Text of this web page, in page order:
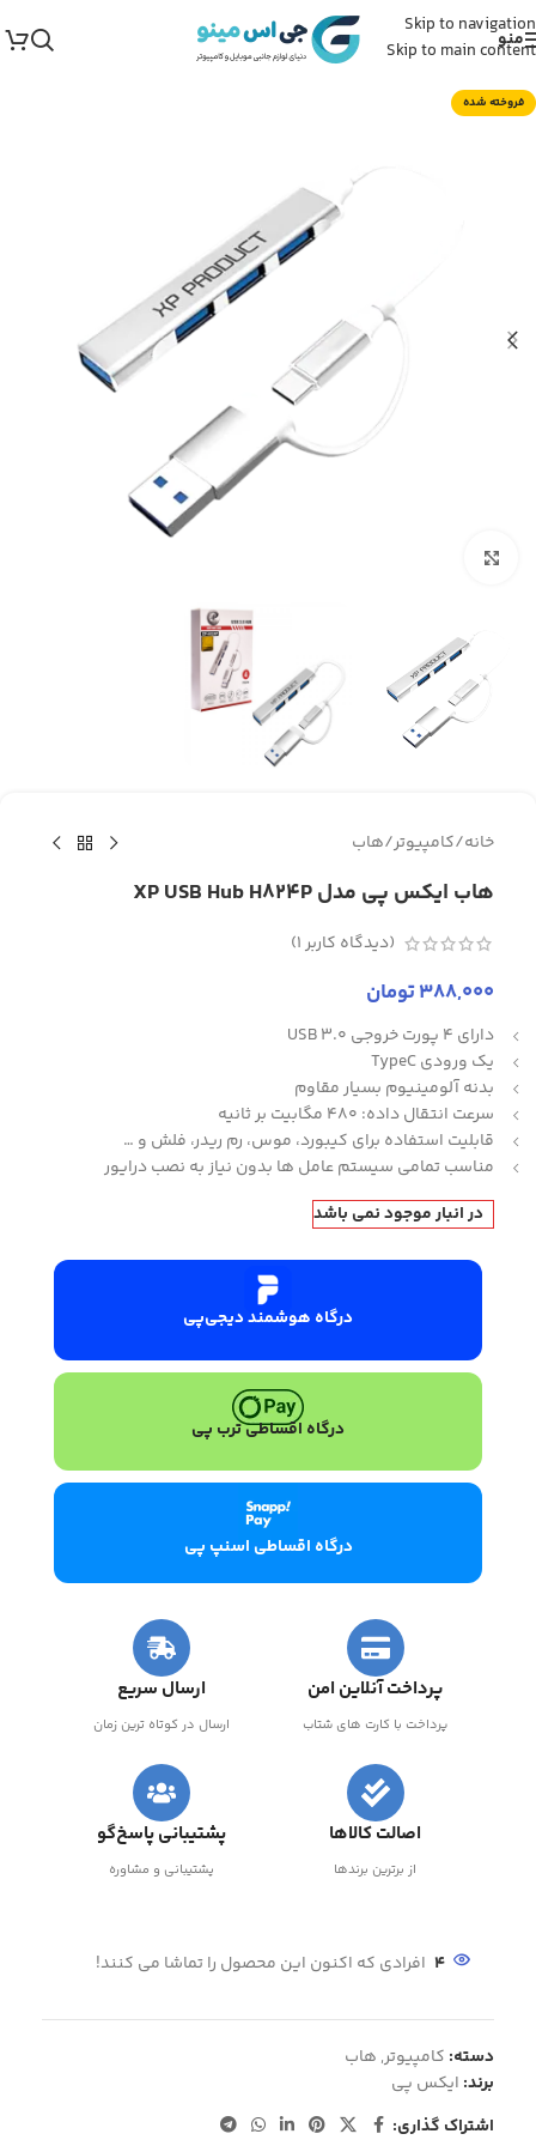
Skip to navigation
Skip to main content
منو
فروخته شده
خانه/کامپیوتر/هاب
هاب ایکس پی مدل XP USB Hub H824P
(دیدگاه کاربر1
)
388,000تومان
دارای 4 پورت خروجی USB 3.0
یک ورودی TypeC
بدنه آلومینیوم بسیار مقاوم
سرعت انتقال داده: 480 مگابیت بر ثانیه
قابلیت استفاده برای کیبورد، موس، رم ریدر، فلش و …
مناسب تمامی سیستم عامل ها بدون نیاز به نصب درایور
در انبار موجود نمی باشد
درگاه هوشمند دیجی‌پی
درگاه اقساطی ترب پی
درگاه اقساطی اسنپ پی
پرداخت آنلاین امن
پرداخت با کارت های شتاب
ارسال سریع
ارسال در کوتاه ترین زمان
اصالت کالاها
از برترین برندها
پشتیبانی پاسخ‌گو
پشتیبانی و مشاوره
4 افرادی که اکنون این محصول را تماشا می کنند!
دسته: کامپیوتر, هاب
برند: ایکس پی
اشتراک گذاری: